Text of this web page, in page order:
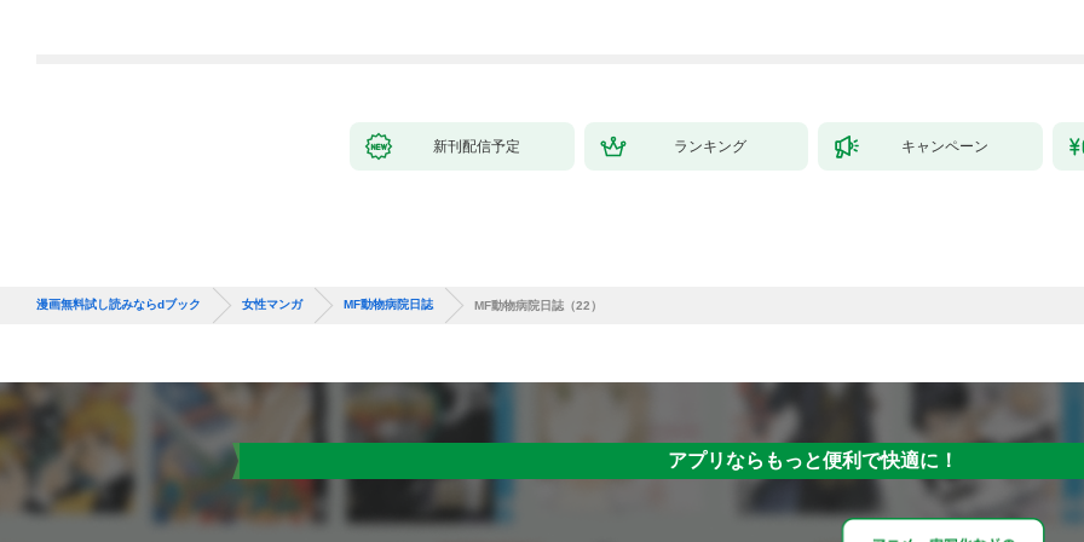
新刊配信予定 ランキング キャンペーン
漫画無料試し読みならdブック 女性マンガ MF動物病院日誌 MF動物病院日誌（22）
アプリならもっと便利で快適に！